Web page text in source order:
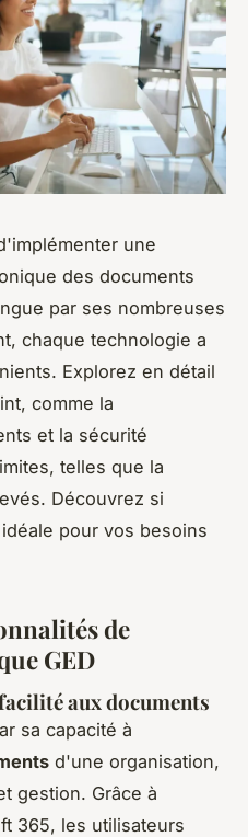
une
des documents
par ses nombreuses
chaque technologie a
Explorez en détail
comme la
et la sécurité
telles que la
Découvrez si
pour vos besoins
de
GED
aux documents
sa capacité à
d'une organisation,
gestion. Grâce à
365, les utilisateurs